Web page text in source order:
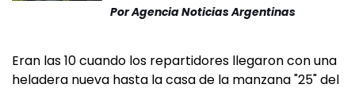
PorAgencia Noticias Argentinas
Eran las 10 cuando los repartidores llegaron con una
heladera nueva hasta la casa de la manzana "25" del